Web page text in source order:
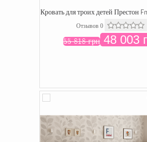
Кровать для троих детей Престон
Отзывов 0
55 818 грн48 003